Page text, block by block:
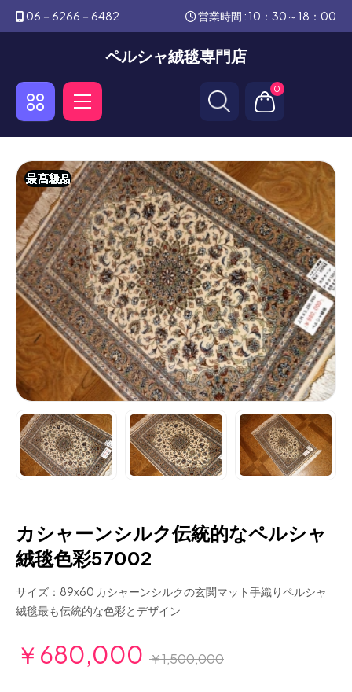
06－6266－6482 営業時間 : 10：30～18：00
ペルシャ絨毯専門店
0
カシャーンシルク伝統的なペルシャ
絨毯色彩57002
サイズ：89x60 カシャーンシルクの玄関マット手織りペルシャ
絨毯最も伝統的な色彩とデザイン
￥680,000 ￥1,500,000